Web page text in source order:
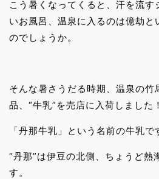
こう暑くなってくると、汗を流
いお風呂、温泉に入るのは億劫と
のでしょうか。
そんな暑さうだる時期、温泉の竹
品、“牛乳”を売店に入荷しました！
「丹那牛乳」という名前の牛乳で
“丹那”は伊豆の北側、ちょうど
す。